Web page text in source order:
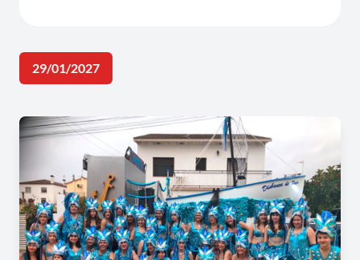
29/01/2027